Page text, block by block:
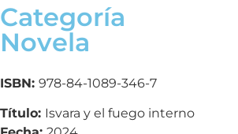
Categoría
Novela
ISBN: 978-84-1089-346-7
Título: Isvara y el fuego interno